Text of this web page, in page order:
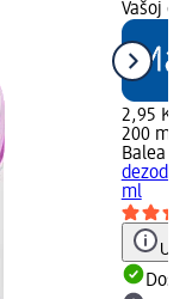
Vašoj
2,95 KM
200 ml
Balea
ml